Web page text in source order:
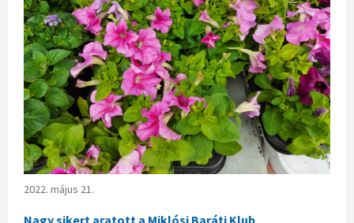
2022. május 21.
Nagy sikert aratott a Miklósi Baráti Klub